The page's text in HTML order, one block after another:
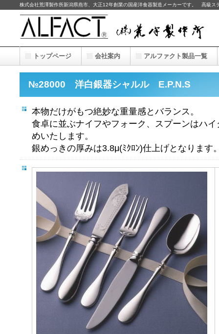
株式会社荒澤製作所新潟県燕市、大正12年創業の国産洋食器製造メーカーです。 高級ス
№28000 洋白銀器シャルル E.P.N.S
本物だけがもつ絶妙な重量感とバランス。
食卓に並ぶナイフやフォーク、スプーンはハ
めいたします。
銀めっきの厚みは3.8μ(ﾐｸﾛﾝ)仕上げとなります
トップページ 会社案内 アルファクト製品一覧